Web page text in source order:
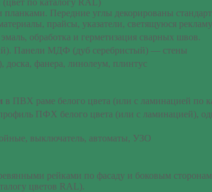
по каталогу RAL)
Передние углы декорированы
прайсы, указатели, светящуюся рекламу
обработка и герметизация сварных швов.
Панели МДФ (дуб серебристый) — стены
доска, фанера, линолеум, плинтус
в ПВХ раме белого цвета (или с ламинацией по
ПФХ белого цвета (или с ламинацией),
выключатель, автоматы, УЗО
рейками по фасаду и боковым
цветов RAL).